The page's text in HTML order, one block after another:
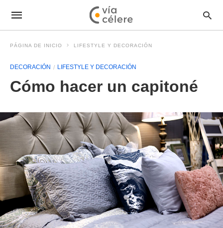
PÁGINA DE INICIO LIFESTYLE Y DECORACIÓN
DECORACIÓN LIFESTYLE Y DECORACIÓN
Cómo hacer un capitoné